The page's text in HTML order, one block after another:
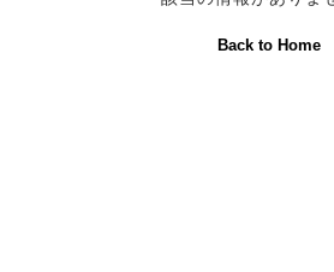
Back to Home